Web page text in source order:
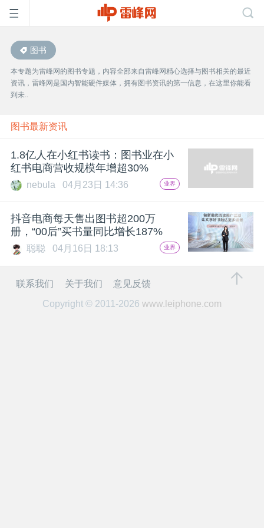
首
页
雷
峰
公
课
图书
本专题为雷峰网的图书专题，内容全部来自雷峰网精心选择与图书相关的最近
资讯，雷峰网是国内智能硬件媒体，拥有图书资讯的第一信息，在这里你能看
到未..
图书最新资讯
1.8亿人在小红书读书：图书业在小
红书电商营收规模年增超30%
nebula 04月23日 14:36 业界
抖音电商每天售出图书超200万
册，“00后”买书量同比增长187%
聪聪 04月16日 18:13 业界
联系我们 关于我们
意见反馈
Copyright © 2011-2026 www.leiphone.com